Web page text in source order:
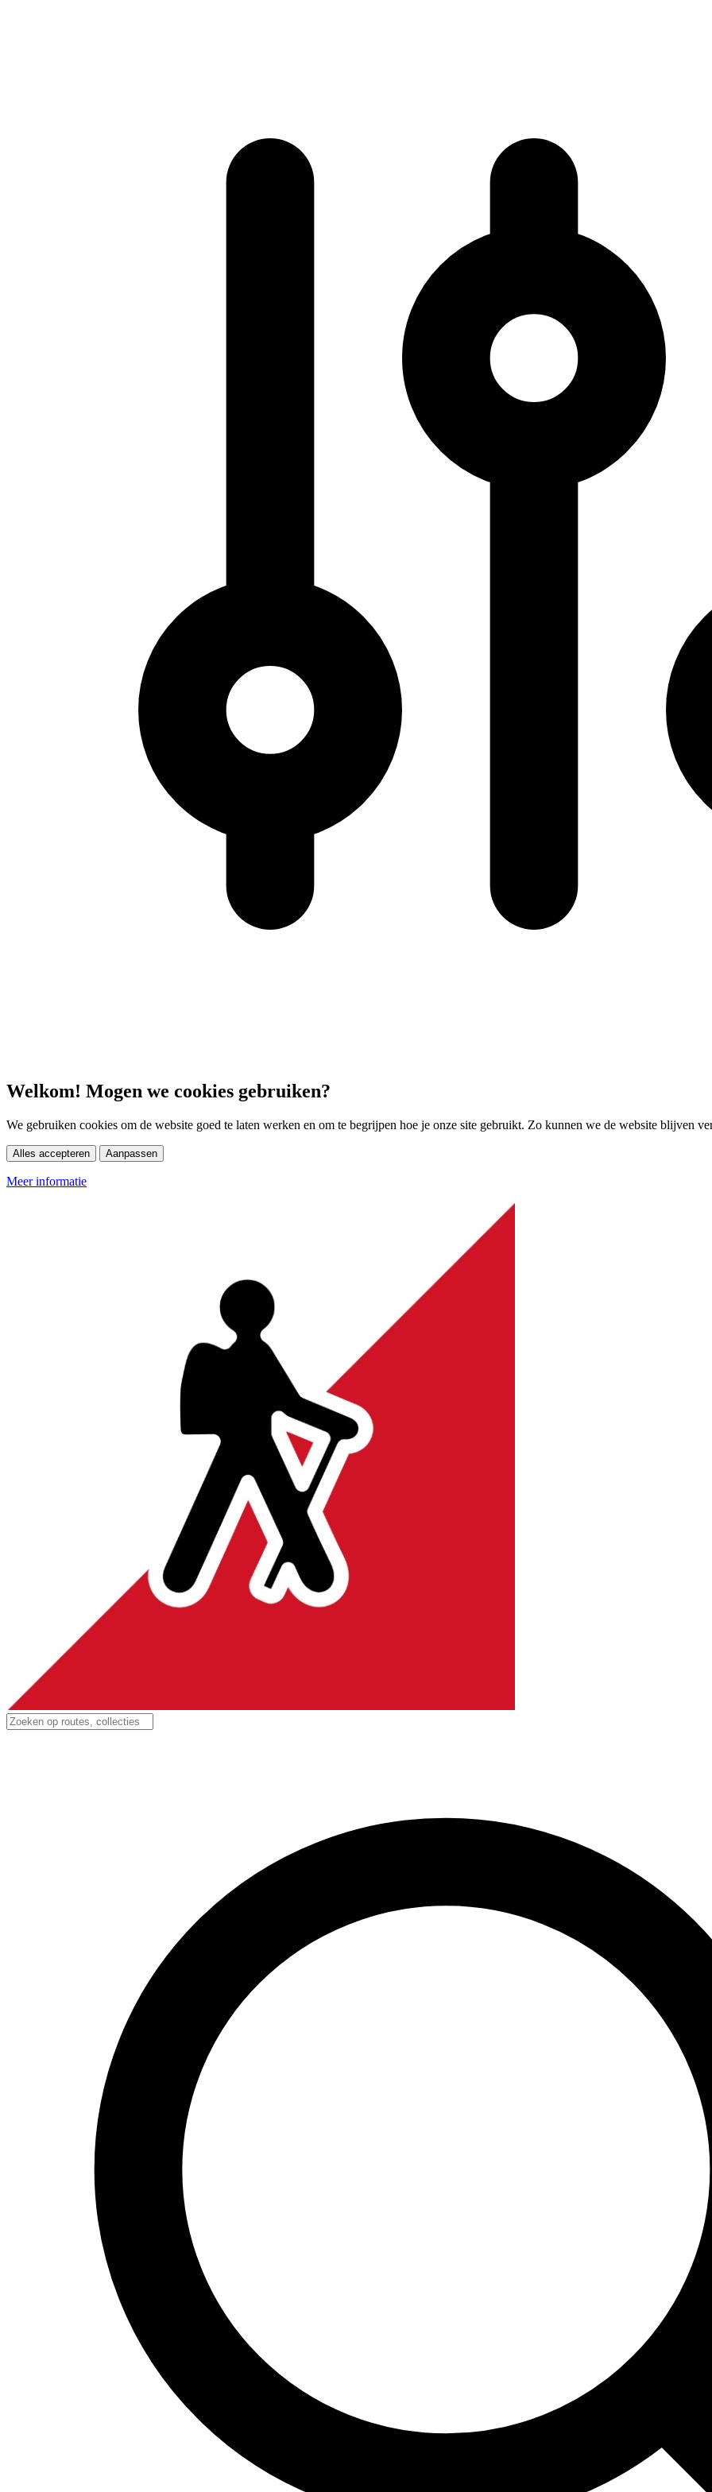
Welkom! Mogen we cookies gebruiken?
We gebruiken cookies om de website goed te laten werken en om te begrijpen hoe je onze site gebruikt. Zo kunnen we de website blijven
Alles accepteren Aanpassen
Meer informatie